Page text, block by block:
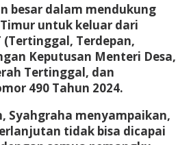
besar dalam mendukung
untuk keluar dari
Terdepan,
Keputusan Menteri Desa,
Tertinggal, dan
490 Tahun 2024.
Syahgraha menyampaikan,
tidak bisa dicapai